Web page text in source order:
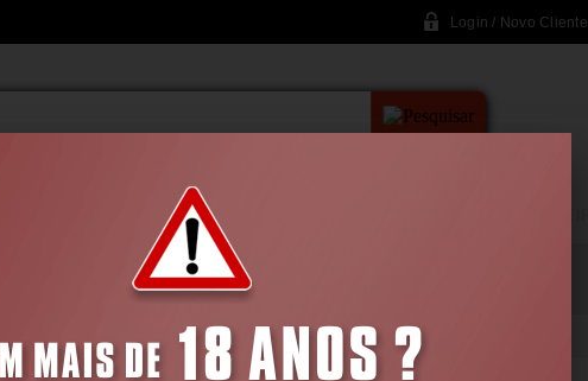
Login / Novo Cliente
LINGERIE
Feminina